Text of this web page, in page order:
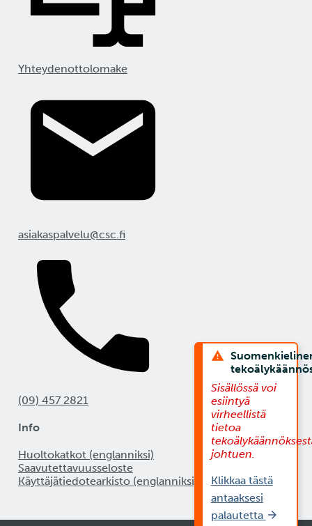
Yhteydenottolomake
asiakaspalvelu@csc.fi
(09) 457 2821
Info
Huoltokatkot (englanniksi)
Saavutettavuusseloste
Käyttäjätiedotearkisto (englanniksi)
Sisällössä voi
esiintyä
virheellistä
tietoa
johtuen.
Klikkaa tästä
antaaksesi
palautetta